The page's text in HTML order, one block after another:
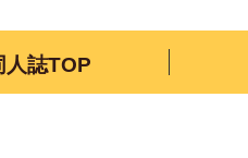
人誌TOP